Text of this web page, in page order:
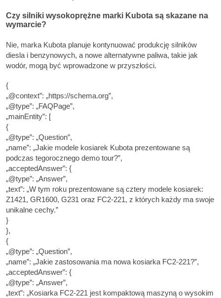
Czy silniki wysokoprężne marki Kubota są skazane na
wymarcie?
Nie, marka Kubota planuje kontynuować produkcję silników
diesla i benzynowych, a nowe alternatywne paliwa, takie jak
wodór, mogą być wprowadzone w przyszłości.
{
„@context”: „https://schema.org”,
„@type”: „FAQPage”,
„mainEntity”: [
{
„@type”: „Question”,
„name”: „Jakie modele kosiarek Kubota prezentowane są
podczas tegorocznego demo tour?”,
„acceptedAnswer”: {
„@type”: „Answer”,
„text”: „W tym roku prezentowane są cztery modele kosiarek:
Z1421, GR1600, G231 oraz FC2-221, z których każdy ma swoje
unikalne cechy.”
}
},
{
„@type”: „Question”,
„name”: „Jakie zastosowania ma nowa kosiarka FC2-221?”,
„acceptedAnswer”: {
„@type”: „Answer”,
„text”: „Kosiarka FC2-221 jest kompaktową maszyną o wysokim